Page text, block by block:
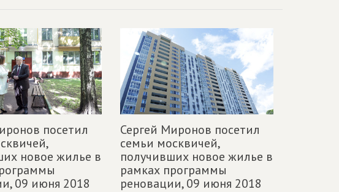
посетил
новое жилье в
09 июня 2018
Сергей Миронов посетил
семьи москвичей,
получивших новое жилье в
рамках программы
реновации,09 июня 2018